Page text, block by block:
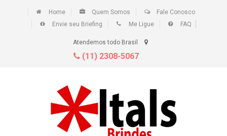
Home Quem Somos
Fale Conosco
Envie seu Briefing
Me Ligue FAQ
Atendemos todo Brasil
(11) 2308-5067